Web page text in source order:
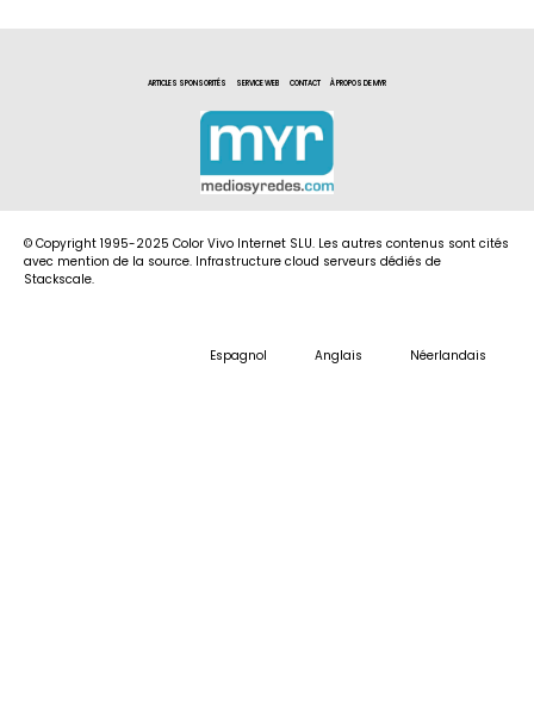
ARTICLES SPONSORITÉS SERVICE WEB CONTACT À PROPOS DE MYR
© Copyright 1995-2025 Color Vivo Internet SLU. Les autres contenus sont cités
avec mention de la source. Infrastructure cloud serveurs dédiés de
Stackscale.
Espagnol Anglais Néerlandais